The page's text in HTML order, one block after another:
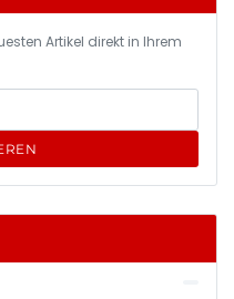
Artikel direkt in Ihrem